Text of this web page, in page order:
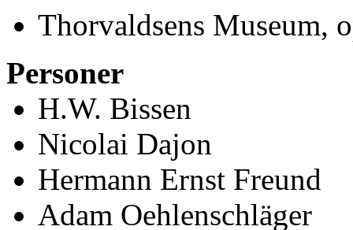
Thorvaldsens Museum,
Personer
H.W. Bissen
Nicolai Dajon
Hermann Ernst Freund
Adam Oehlenschläger